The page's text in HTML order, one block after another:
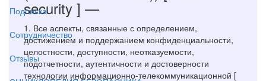
Подписка
Сотрудничество
Отзывы
security ] —
1. Все аспекты, связанные с определением,
достижением и поддержанием конфиденциальности,
целостности, доступности, неотказуемости,
подотчетности, аутентичности и достоверности
технологии информационно-телекоммуникационной [